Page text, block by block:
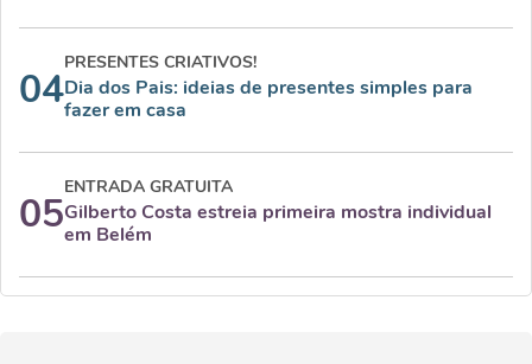
04
PRESENTES CRIATIVOS!
Dia dos Pais: ideias de presentes simples para
fazer em casa
05
ENTRADA GRATUITA
Gilberto Costa estreia primeira mostra individual
em Belém